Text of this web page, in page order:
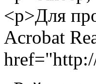
<p>Для
Acrobat